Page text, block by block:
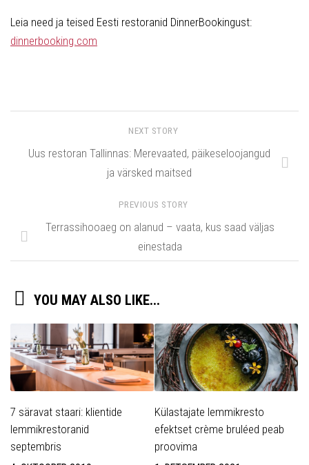
Leia need ja teised Eesti restoranid DinnerBookingust:
dinnerbooking.com
NEXT STORY
Uus restoran Tallinnas: Merevaated, päikeseloojangud
ja värsked maitsed
PREVIOUS STORY
Terrassihooaeg on alanud – vaata, kus saad väljas
einestada
YOU MAY ALSO LIKE...
7 säravat staari: klientide
lemmikrestoranid
septembris
Külastajate lemmikresto
efektset crème bruléed peab
proovima